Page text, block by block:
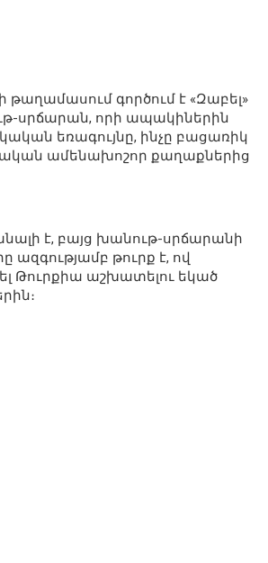
թաղամասում գործում է «Զաբել»
սրճարան, որի ապակիներին
եռագույնը, ինչը բացառիկ
ամենախոշոր քաղաքներից
է, բայց խանութ-սրճարանի
թուրք է, ով
Թուրքիա աշխատելու եկած